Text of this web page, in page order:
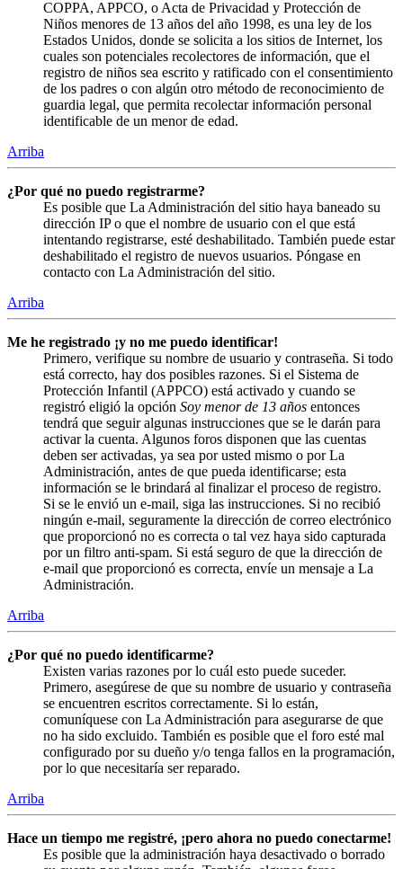
COPPA, APPCO, o Acta de Privacidad y Protección de
Niños menores de 13 años del año 1998, es una ley de los
Estados Unidos, donde se solicita a los sitios de Internet, los
cuales son potenciales recolectores de información, que el
registro de niños sea escrito y ratificado con el consentimiento
de los padres o con algún otro método de reconocimiento de
guardia legal, que permita recolectar información personal
identificable de un menor de edad.
Arriba
¿Por qué no puedo registrarme?
Es posible que La Administración del sitio haya baneado su
dirección IP o que el nombre de usuario con el que está
intentando registrarse, esté deshabilitado. También puede estar
deshabilitado el registro de nuevos usuarios. Póngase en
contacto con La Administración del sitio.
Arriba
Me he registrado ¡y no me puedo identificar!
Primero, verifique su nombre de usuario y contraseña. Si todo
está correcto, hay dos posibles razones. Si el Sistema de
Protección Infantil (APPCO) está activado y cuando se
registró eligió la opción Soy menor de 13 años entonces
tendrá que seguir algunas instrucciones que se le darán para
activar la cuenta. Algunos foros disponen que las cuentas
deben ser activadas, ya sea por usted mismo o por La
Administración, antes de que pueda identificarse; esta
información se le brindará al finalizar el proceso de registro.
Si se le envió un e-mail, siga las instrucciones. Si no recibió
ningún e-mail, seguramente la dirección de correo electrónico
que proporcionó no es correcta o tal vez haya sido capturada
por un filtro anti-spam. Si está seguro de que la dirección de
e-mail que proporcionó es correcta, envíe un mensaje a La
Administración.
Arriba
¿Por qué no puedo identificarme?
Existen varias razones por lo cuál esto puede suceder.
Primero, asegúrese de que su nombre de usuario y contraseña
se encuentren escritos correctamente. Si lo están,
comuníquese con La Administración para asegurarse de que
no ha sido excluido. También es posible que el foro esté mal
configurado por su dueño y/o tenga fallos en la programación,
por lo que necesitaría ser reparado.
Arriba
Hace un tiempo me registré, ¡pero ahora no puedo conectarme!
Es posible que la administración haya desactivado o borrado